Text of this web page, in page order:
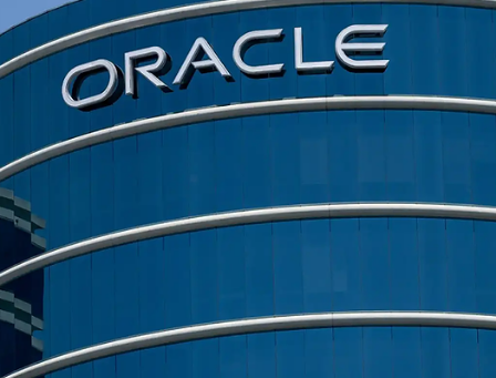
NASA divulga foto da Terra feita por astronauta
Artemis II fora da órbita baixa
A NASA divulgou nesta sexta-feira (3) uma das primeiras imagens
Terra feitas por um ser humano fora da órbita baixa desde a era
Apollo. A foto foi registrada pelo comandante Reid Wiseman, de
dentro da cápsula Orion, quando a missão Artemis II já estava a
de 90 mil milhas (145 mil quilômetros) do planeta e seguia em
à Lua.